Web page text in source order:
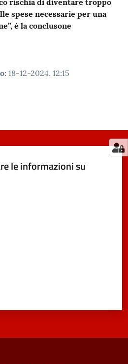
rischia di diventare troppo
spese necessarie per una
è la conclusone
: 18-12-2024, 12:15
le informazioni su